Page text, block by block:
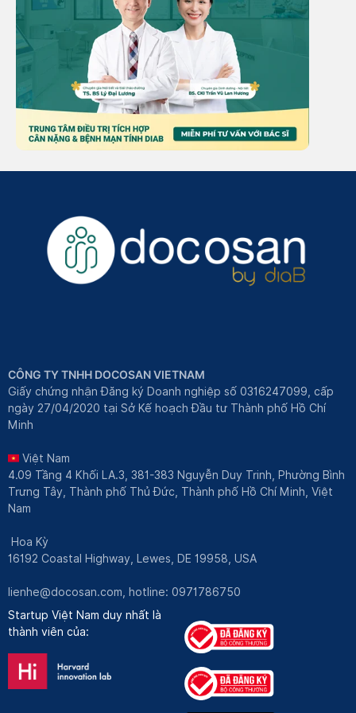
CÔNG TY TNHH DOCOSAN VIETNAM
Giấy chứng nhận Đăng ký Doanh nghiệp số 0316247099, cấp
ngày 27/04/2020 tại Sở Kế hoạch Đầu tư Thành phố Hồ Chí
Minh
Việt Nam
4.09 Tầng 4 Khối LA.3, 381-383 Nguyễn Duy Trinh, Phường Bình
Trưng Tây, Thành phố Thủ Đức, Thành phố Hồ Chí Minh, Việt
Nam
Hoa Kỳ
16192 Coastal Highway, Lewes, DE 19958, USA
lienhe@docosan.com , hotline: 0971786750
Startup Việt Nam duy nhất là
thành viên của: